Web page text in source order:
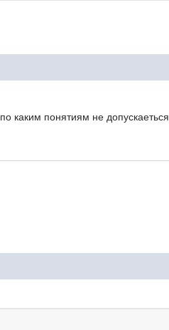
каким понятиям не допускаеться.